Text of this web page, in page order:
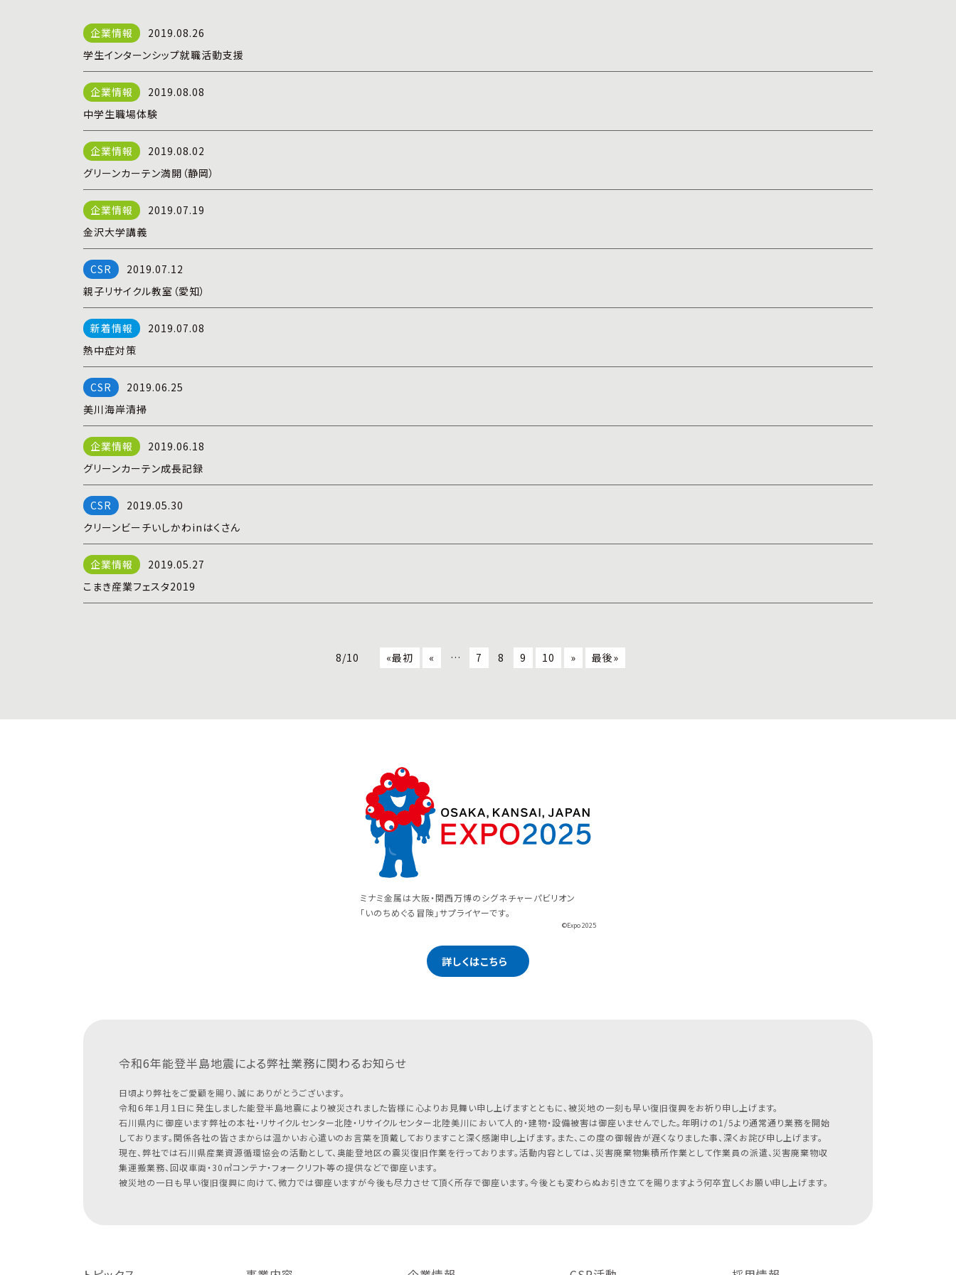
2019.08.26
学生インターンシップ就職活動支援
2019.08.08
中学生職場体験
2019.08.02
グリーンカーテン満開（静岡）
2019.07.19
金沢大学講義
2019.07.12
親子リサイクル教室（愛知）
2019.07.08
熱中症対策
2019.06.25
美川海岸清掃
2019.06.18
グリーンカーテン成長記録
2019.05.30
クリーンビーチいしかわinはくさん
2019.05.27
こまき産業フェスタ2019
8/10 «最初 « … 7 8 9 10 » 最後»
ミナミ金属は大阪・関西万博のシグネチャーパビリオン
「いのちめぐる冒険」サプライヤーです。
©Expo 2025
詳しくはこちら
令和6年能登半島地震による弊社業務に関わるお知らせ
日頃より弊社をご愛顧を賜り、誠にありがとうございます。
令和６年１月１日に発生しました能登半島地震により被災されました皆様に心よりお見舞い申し上げますとともに、被災地の一刻も早い復旧復興をお祈り申し上げます。
石川県内に御座います弊社の本社・リサイクルセンター北陸・リサイクルセンター北陸美川において人的・建物・設備被害は御座いませんでした。年明けの1/5より通常通り業務を開始
しております。関係各社の皆さまからは温かいお心遣いのお言葉を頂戴しておりますこと深く感謝申し上げます。また、この度の御報告が遅くなりました事、深くお詫び申し上げます。
現在、弊社では石川県産業資源循環協会の活動として、奥能登地区の震災復旧作業を行っております。活動内容としては、災害廃棄物集積所作業として作業員の派遣、災害廃棄物収
集運搬業務、回収車両・30㎥コンテナ・フォークリフト等の提供などで御座います。
被災地の一日も早い復旧復興に向けて、微力では御座いますが今後も尽力させて頂く所存で御座います。今後とも変わらぬお引き立てを賜りますよう何卒宜しくお願い申し上げます。